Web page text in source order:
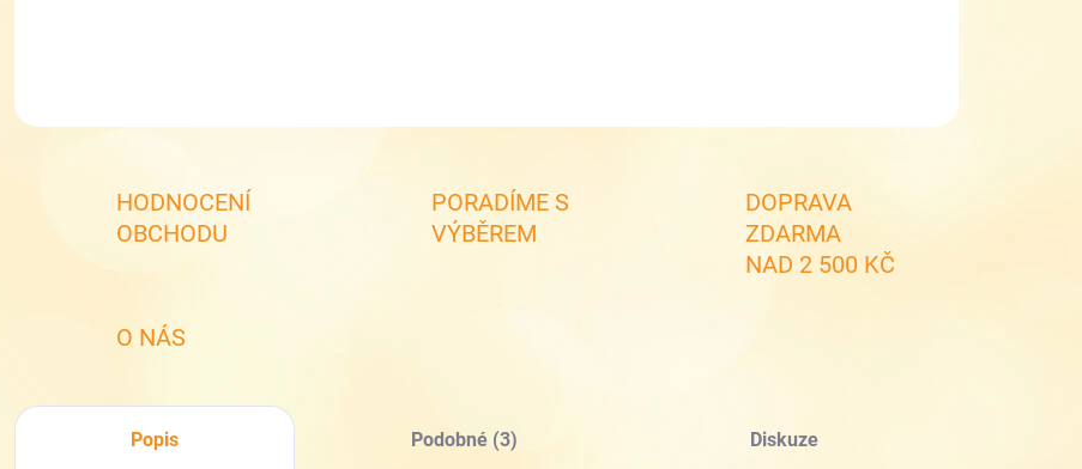
HODNOCENÍ
OBCHODU
PORADÍME S
VÝBĚREM
DOPRAVA
ZDARMA
NAD 2 500 KČ
O NÁS
Popis Podobné (3) Diskuze